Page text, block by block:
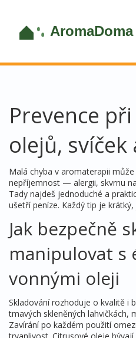
Prevence
olejů,
Malá chyba v aromaterapii
nepříjemnost — alergii, skvrnu
Tady najdeš jednoduché a
ušetří peníze. Každý tip je
Jak bezpečně
manipulovat s
vonnými oleji
Skladování rozhoduje o kvalitě i
tmavých skleněných lahvičkách,
Zavírání po každém použití